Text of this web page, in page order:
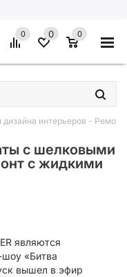
0 0 0
×
дизайна интерьеров -
с шелковыми
с жидкими
являются
«Битва
вышел в эфир